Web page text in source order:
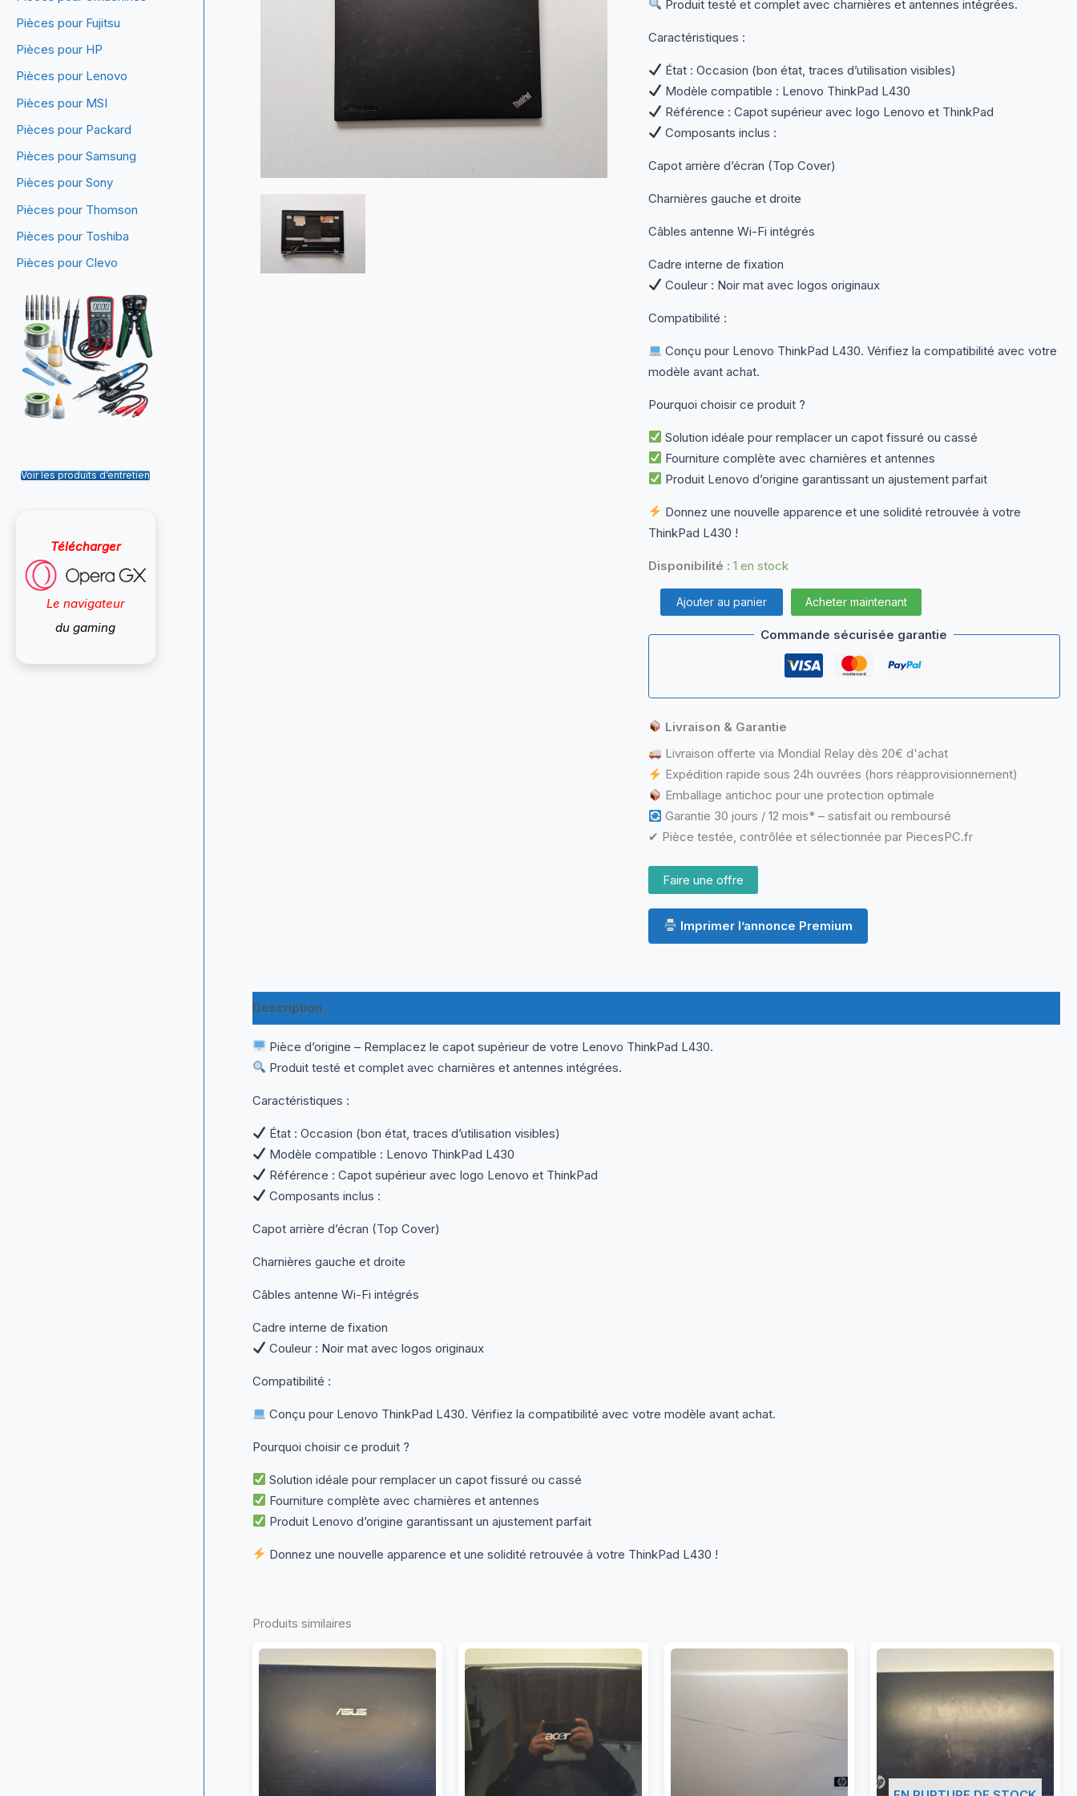
Pièces pour Fujitsu
Pièces pour HP
Pièces pour Lenovo
Pièces pour MSI
Pièces pour Packard
Pièces pour Samsung
Pièces pour Sony
Pièces pour Thomson
Pièces pour Toshiba
Pièces pour Clevo
Voir les produits d’entretien
Télécharger
Le navigateur
du gaming
Produit testé et complet avec charnières et antennes intégrées.
Caractéristiques :
État : Occasion (bon état, traces d’utilisation visibles)
Modèle compatible : Lenovo ThinkPad L430
Référence : Capot supérieur avec logo Lenovo et ThinkPad
Composants inclus :
Capot arrière d’écran (Top Cover)
Charnières gauche et droite
Câbles antenne Wi-Fi intégrés
Cadre interne de fixation
Couleur : Noir mat avec logos originaux
Compatibilité :
Conçu pour Lenovo ThinkPad L430. Vérifiez la compatibilité avec votre
modèle avant achat.
Pourquoi choisir ce produit ?
Solution idéale pour remplacer un capot fissuré ou cassé
Fourniture complète avec charnières et antennes
Produit Lenovo d’origine garantissant un ajustement parfait
Donnez une nouvelle apparence et une solidité retrouvée à votre
ThinkPad L430 !
Disponibilité : 1 en stock
quantité
de
+
+
Câbles
Wi-
Fi
Ajouter au panier Acheter maintenant
Commande sécurisée garantie
Livraison & Garantie
Livraison offerte via Mondial Relay dès 20€ d'achat
Expédition rapide sous 24h ouvrées (hors réapprovisionnement)
Emballage antichoc pour une protection optimale
Garantie 30 jours / 12 mois* – satisfait ou remboursé
✔ Pièce testée, contrôlée et sélectionnée par PiecesPC.fr
Faire une offre
Imprimer l’annonce Premium
Description
Pièce d’origine – Remplacez le capot supérieur de votre Lenovo ThinkPad L430.
Produit testé et complet avec charnières et antennes intégrées.
Caractéristiques :
État : Occasion (bon état, traces d’utilisation visibles)
Modèle compatible : Lenovo ThinkPad L430
Référence : Capot supérieur avec logo Lenovo et ThinkPad
Composants inclus :
Capot arrière d’écran (Top Cover)
Charnières gauche et droite
Câbles antenne Wi-Fi intégrés
Cadre interne de fixation
Couleur : Noir mat avec logos originaux
Compatibilité :
Conçu pour Lenovo ThinkPad L430. Vérifiez la compatibilité avec votre modèle avant achat.
Pourquoi choisir ce produit ?
Solution idéale pour remplacer un capot fissuré ou cassé
Fourniture complète avec charnières et antennes
Produit Lenovo d’origine garantissant un ajustement parfait
Donnez une nouvelle apparence et une solidité retrouvée à votre ThinkPad L430 !
Produits similaires